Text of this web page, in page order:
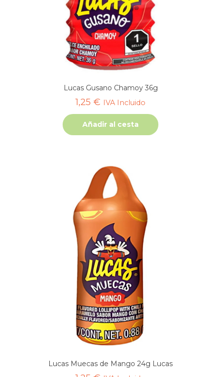
Lucas Gusano Chamoy 36g
1,25 € IVA Incluido
Añadir al cesta
Lucas Muecas de Mango 24g Lucas